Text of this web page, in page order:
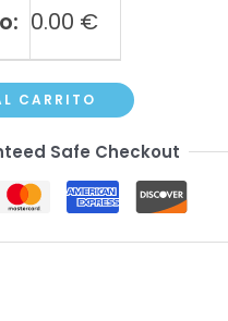
0.00 €
CARRITO
Safe Checkout